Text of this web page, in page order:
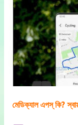
মেডিক্যাল এপস্ কি?